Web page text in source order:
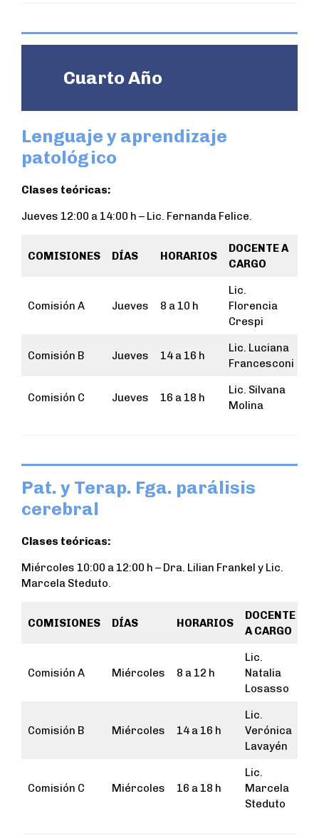
Cuarto Año
Lenguaje y aprendizaje
patológico
Clases teóricas:
Jueves 12:00 a 14:00 h – Lic. Fernanda Felice.
COMISIONES DÍAS HORARIOS
DOCENTE A
CARGO
Comisión A Jueves 8 a 10 h
Lic.
Florencia
Crespi
Comisión B Jueves 14 a 16 h
Lic. Luciana
Francesconi
Comisión C Jueves 16 a 18 h
Lic. Silvana
Molina
Pat. y Terap. Fga. parálisis
cerebral
Clases teóricas:
Miércoles 10:00 a 12:00 h – Dra. Lilian Frankel y Lic.
Marcela Steduto.
COMISIONES DÍAS HORARIOS
DOCENTE
A CARGO
Comisión A Miércoles 8 a 12 h
Lic.
Natalia
Losasso
Comisión B Miércoles 14 a 16 h
Lic.
Verónica
Lavayén
Comisión C Miércoles 16 a 18 h
Lic.
Marcela
Steduto